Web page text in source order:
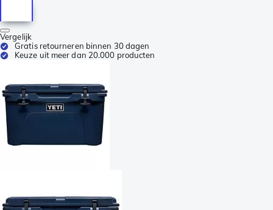
Vergelijk
Gratis retourneren binnen 30 dagen
Keuze uit meer dan 20.000 producten